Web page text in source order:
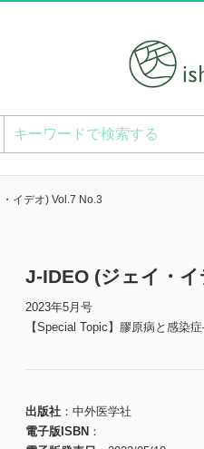
イデオ) Vol.7 No.3
J-IDEO (ジェイ・イ
2023年5月号
【Special Topic】膠原病と感染
出版社
中外医学社
電子版ISBN